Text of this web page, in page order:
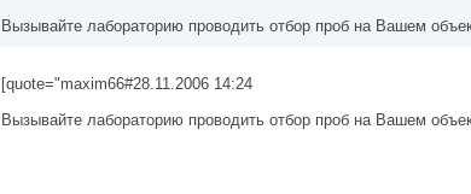
Вызывайте лабораторию проводить отбор проб на Вашем
[quote="maxim66#28.11.2006 14:24
Вызывайте лабораторию проводить отбор проб на Вашем